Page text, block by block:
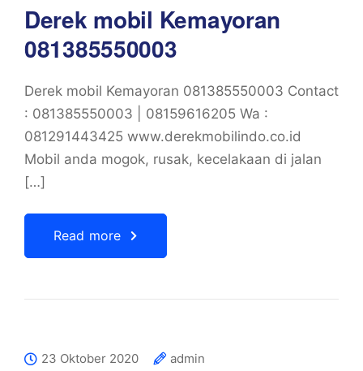
Derek mobil Kemayoran
081385550003
Derek mobil Kemayoran 081385550003 Contact
: 081385550003 | 08159616205 Wa :
081291443425 www.derekmobilindo.co.id
Mobil anda mogok, rusak, kecelakaan di jalan
[…]
Read more
23 Oktober 2020
admin